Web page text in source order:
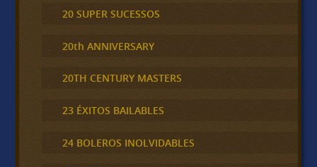
20 SUPER SUCESSOS
20th ANNIVERSARY
20TH CENTURY MASTERS
23 ÉXITOS BAILABLES
24 BOLEROS INOLVIDABLES